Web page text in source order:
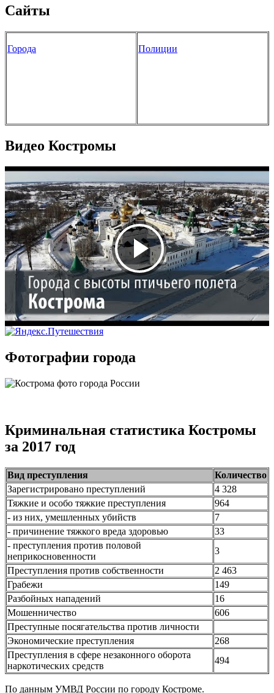
Сайты
Города Полиции
Видео Костромы
Фотографии города
Криминальная статистика Костромы
за 2017 год
Вид преступления
Количество
Зарегистрировано преступлений
4 328
Тяжкие и особо тяжкие преступления
964
- из них, умешленных убийств
7
- причинение тяжкого вреда здоровью
33
- преступления против половой
неприкосновенности
3
Преступления против собственности
2 463
Грабежи
149
Разбойных нападений
16
Мошенничество
606
Преступные посягательства против личности
Экономические преступления
268
Преступления в сфере незаконного оборота
наркотических средств
494
По данным УМВД России по городу Костроме.